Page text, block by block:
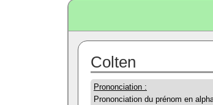
Colten
Prononciation :
Prononciation du prénom en